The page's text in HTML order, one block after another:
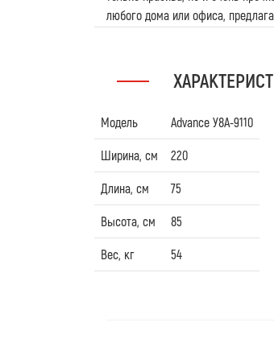
любого дома или офиса,
Модель Advance У8А-9110
Ширина, см 220
Длина, см 75
Высота, см 85
Вес, кг 54